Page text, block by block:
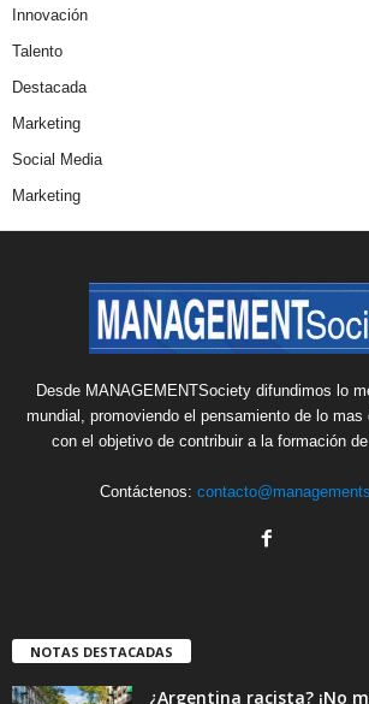
Innovación
Talento
Destacada
Marketing
Social Media
Marketing
Desde MANAGEMENTSociety difundimos lo
mundial, promoviendo el pensamiento de lo
con el objetivo de contribuir a la formación
Contáctenos:
NOTAS DESTACADAS
¿Argentina racista? ¡No